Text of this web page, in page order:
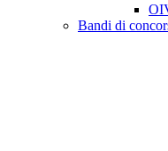
Bandi di